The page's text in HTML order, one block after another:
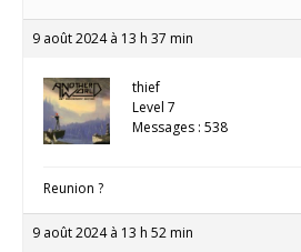
9 août 2024 à 13 h 37 min
thief
Level 7
Messages : 538
Reunion ?
9 août 2024 à 13 h 52 min